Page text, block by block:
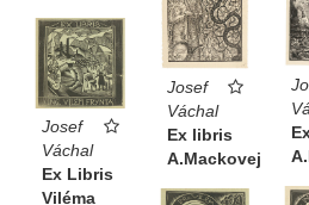
Josef
Váchal
Ex libris
A.Mackovej
Josef
Váchal
Ex Libris
Viléma